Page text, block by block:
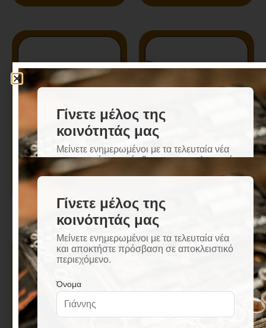
RAIDER Αναδευτήρας
χρωμάτων γαλβανιζέ
ενισχυμένος hex
Φ80*400*8mm 138502
RAIDER Αναδευτήρας
χρωμάτων γαλβανιζέ
ενισχυμένος M14